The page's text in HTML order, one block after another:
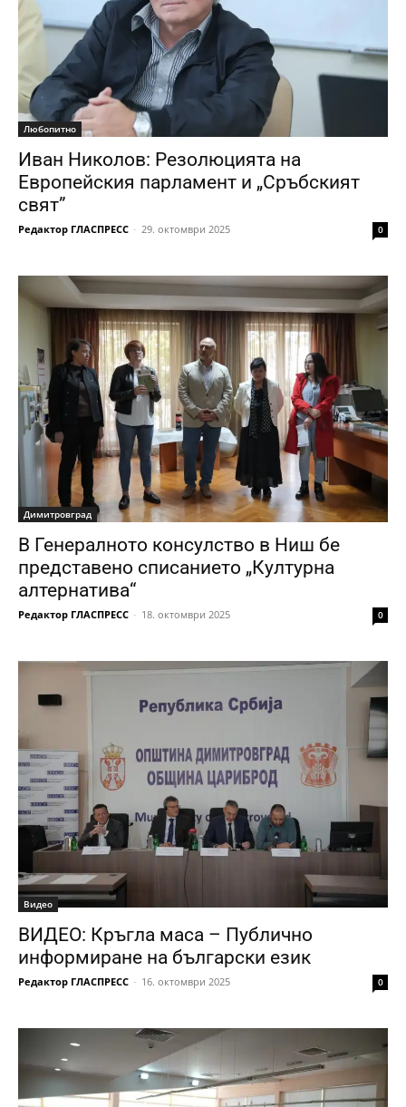
Любопитно
Иван Николов: Резолюцията на
Европейския парламент и „Сръбският
свят”
Редактор ГЛАСПРЕСС - 29. октомври 2025 0
Димитровград
В Генералното консулство в Ниш бе
представено списанието „Културна
алтернатива“
Редактор ГЛАСПРЕСС - 18. октомври 2025 0
Видео
ВИДЕО: Кръгла маса – Публично
информиране на български език
Редактор ГЛАСПРЕСС - 16. октомври 2025 0